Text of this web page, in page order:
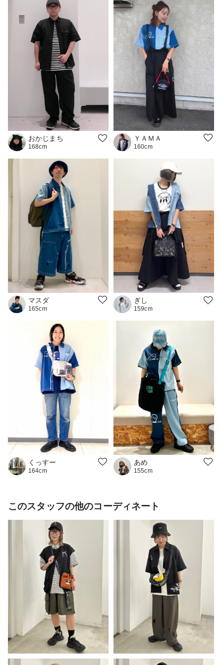
おかじまち
168cm
ＹＡＭＡ
160cm
マスダ
165cm
ぎし
159cm
くっすー
164cm
あめ
155cm
このスタッフの他のコーディネート